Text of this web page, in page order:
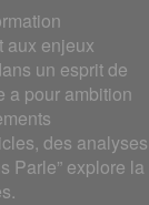
aux enjeux
un esprit de
a pour ambition
des analyses
Parle” explore la